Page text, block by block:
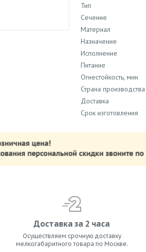
Тип
Сечение
Материал
Назначение
Исполнение
Питание
Огнестойкость, мин
Страна производства
Доставка
Срок изготовления
Доставка за 2 часа
Осуществляем срочную доставку
мелкогабаритного товара по Москве.